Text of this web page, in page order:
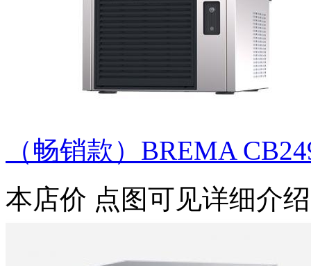
（畅销款）BREMA
本店价 点图可见详细介绍